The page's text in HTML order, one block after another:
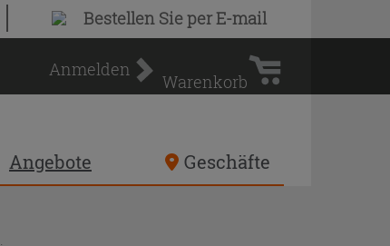
Bestellen Sieper E-mail
Anmelden
Warenkorb
Warenkorb
Angebote Geschäfte